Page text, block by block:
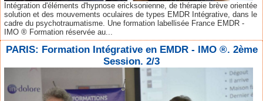
Intégration d'éléments d'hypnose ericksonienne, de thérapie brève orientée
solution et des mouvements oculaires de types EMDR Intégrative, dans le
cadre du psychotraumatisme. Une formation labellisée France EMDR -
IMO ® Formation réservée au...
PARIS: Formation Intégrative en EMDR - IMO ®. 2ème
Session. 2/3